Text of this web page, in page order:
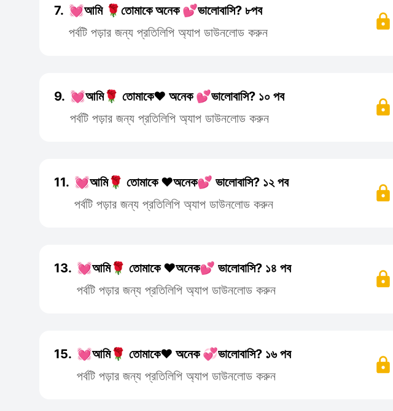
7. 💓আমি 🌹তোমাকে অনেক 💕ভালোবাসি? ৮পব
পর্বটি পড়ার জন্য প্রতিলিপি অ্যাপ ডাউনলোড করুন
9. 💓আমি🌹 তোমাকে❤️ অনেক 💕ভালোবাসি? ১০ পব
পর্বটি পড়ার জন্য প্রতিলিপি অ্যাপ ডাউনলোড করুন
11. 💓আমি🌹 তোমাকে ❤️অনেক💕 ভালোবাসি? ১২ পব
পর্বটি পড়ার জন্য প্রতিলিপি অ্যাপ ডাউনলোড করুন
13. 💓আমি🌹 তোমাকে ❤️অনেক💕 ভালোবাসি? ১৪ পব
পর্বটি পড়ার জন্য প্রতিলিপি অ্যাপ ডাউনলোড করুন
15. 💓আমি🌹 তোমাকে❤️ অনেক 💞ভালোবাসি? ১৬ পব
পর্বটি পড়ার জন্য প্রতিলিপি অ্যাপ ডাউনলোড করুন